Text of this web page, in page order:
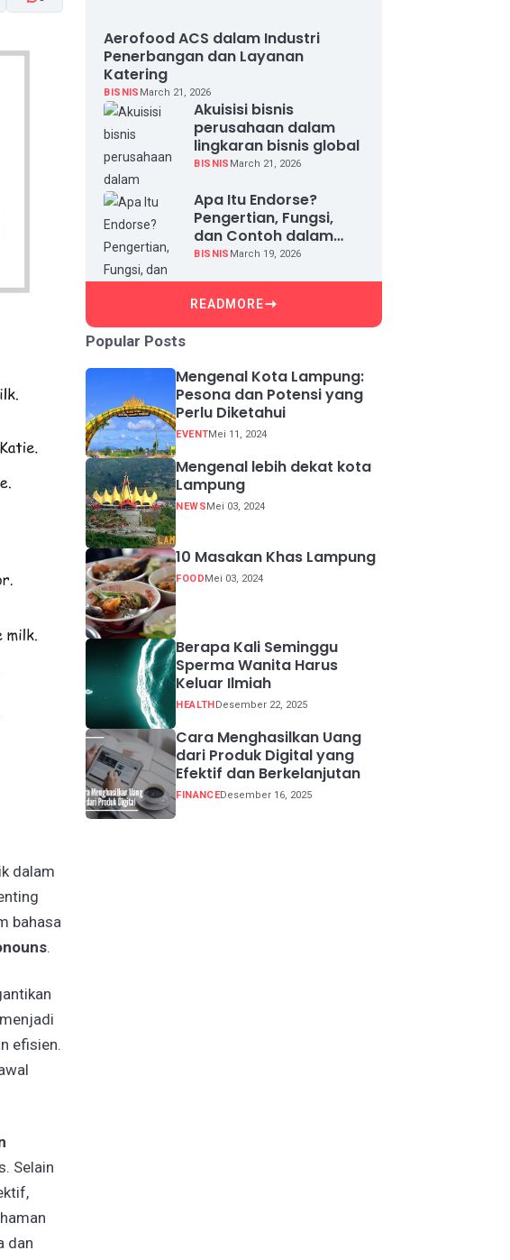
dalam
bahasa
.
efisien.
Selain
dan
Aerofood ACS dalam Industri
Penerbangan dan Layanan
Katering
BISNIS March 21, 2026
Akuisisi bisnis
perusahaan dalam
lingkaran bisnis global
BISNIS March 21, 2026
Apa Itu Endorse?
Pengertian, Fungsi,
dan Contoh dalam
Dunia Bisnis
BISNIS March 19, 2026
READMORE
Popular Posts
Mengenal Kota Lampung:
Pesona dan Potensi yang
Perlu Diketahui
EVENTMei 11, 2024
Mengenal lebih dekat kota
Lampung
NEWS Mei 03, 2024
10 Masakan Khas Lampung
FOOD Mei 03, 2024
Berapa Kali Seminggu
Sperma Wanita Harus
Keluar Ilmiah
HEALTH Desember 22, 2025
Cara Menghasilkan Uang
dari Produk Digital yang
Efektif dan Berkelanjutan
FINANCEDesember 16, 2025